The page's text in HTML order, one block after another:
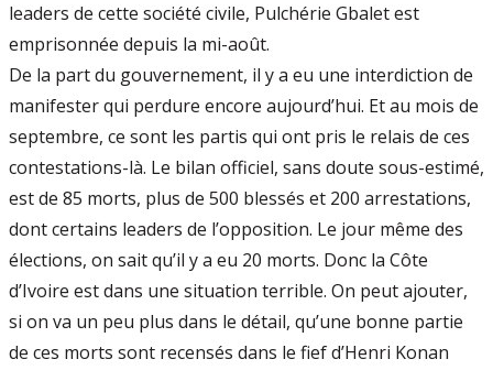
leaders de cette société civile, Pulchérie Gbalet est
emprisonnée depuis la mi-août.
De la part du gouvernement, il y a eu une interdiction de
manifester qui perdure encore aujourd’hui. Et au mois de
septembre, ce sont les partis qui ont pris le relais de ces
contestations-là. Le bilan officiel, sans doute sous-estimé,
est de 85 morts, plus de 500 blessés et 200 arrestations,
dont certains leaders de l’opposition. Le jour même des
élections, on sait qu’il y a eu 20 morts. Donc la Côte
d’Ivoire est dans une situation terrible. On peut ajouter,
si on va un peu plus dans le détail, qu’une bonne partie
de ces morts sont recensés dans le fief d’Henri Konan